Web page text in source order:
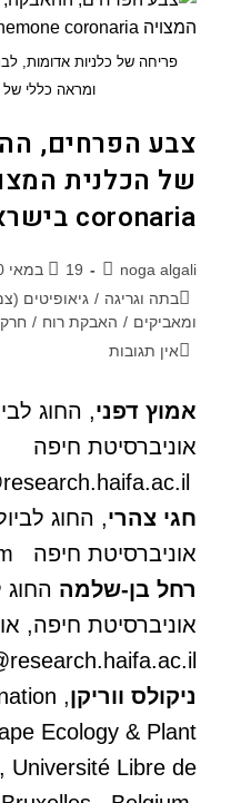
פריחה של כלניות אדומות,
ומראה כללי של
צבע הפרחים,
coronaria בישראל
noga algali
19 במאי 2020
בתה וגריגה / גיאופיטים
ומאביקים / האבקת רוח /
אין תגובות
אמוץ דפני, החוג
אוניברסיטת חיפה
חגי צהרי, החוג
אוניברסיטת חיפה
רחל בן-שלמה החוג
אוניברסיטת חיפה,
ניקולס ווריקן
Ecology & Plant
Université Libre de